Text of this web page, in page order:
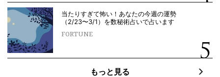
当たりすぎて怖い！あなたの今週の運勢
（2/23〜3/1）を数秘術占いで占います
FORTUNE
もっと見る